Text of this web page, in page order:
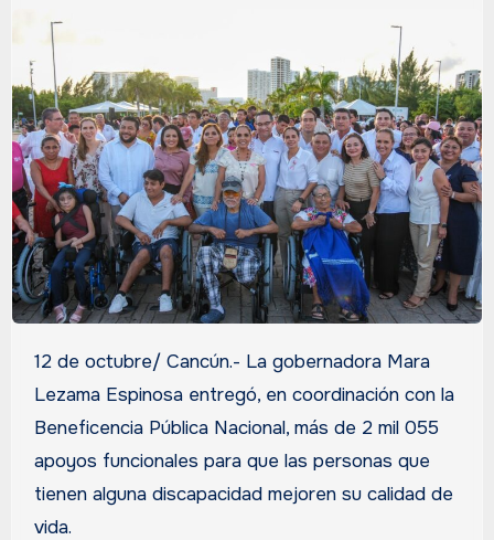
12 de octubre/ Cancún.- La gobernadora Mara
Lezama Espinosa entregó, en coordinación con la
Beneficencia Pública Nacional, más de 2 mil 055
apoyos funcionales para que las personas que
tienen alguna discapacidad mejoren su calidad de
vida.